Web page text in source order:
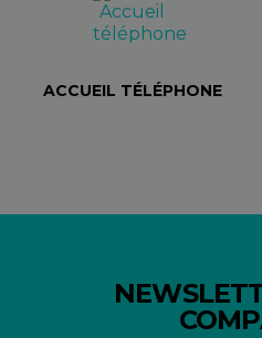
ACCUEIL TÉLÉPHONE